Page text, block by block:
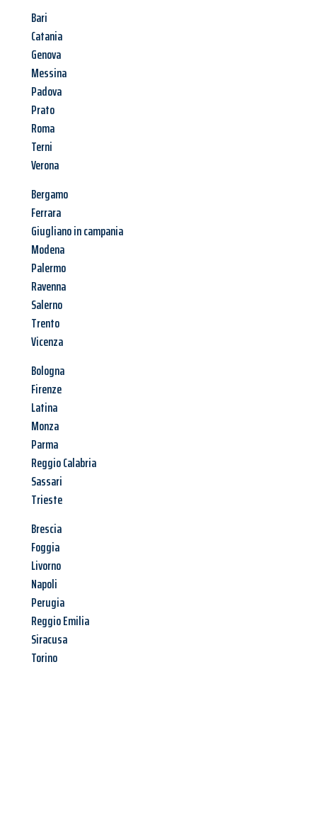
Bari
Catania
Genova
Messina
Padova
Prato
Roma
Terni
Verona
Bergamo
Ferrara
Giugliano in campania
Modena
Palermo
Ravenna
Salerno
Trento
Vicenza
Bologna
Firenze
Latina
Monza
Parma
Reggio Calabria
Sassari
Trieste
Brescia
Foggia
Livorno
Napoli
Perugia
Reggio Emilia
Siracusa
Torino